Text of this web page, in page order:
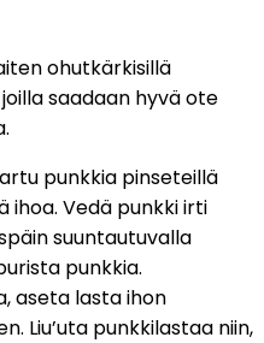
ohutkärkisillä
saadaan hyvä ote
punkkia pinseteillä
ihoa. Vedä punkki irti
suuntautuvalla
punkkia.
aseta lasta ihon
Liu’uta punkkilastaa niin,